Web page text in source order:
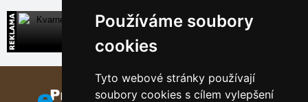
Používáme soubory
cookies
Tyto webové stránky používají
soubory cookies s cílem vylepšení
Kvarner
Přímé kontakty na ubytování v Chorvatsku